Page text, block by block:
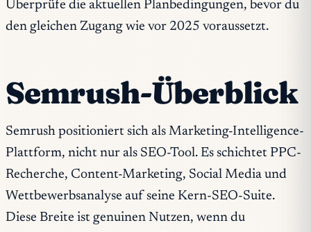
Überprüfe die aktuellen Planbedingungen, bevor du
den gleichen Zugang wie vor 2025 voraussetzt.
Semrush-Überblick
Semrush positioniert sich als Marketing-Intelligence-
Plattform, nicht nur als SEO-Tool. Es schichtet PPC-
Recherche, Content-Marketing, Social Media und
Wettbewerbsanalyse auf seine Kern-SEO-Suite.
Diese Breite ist genuinen Nutzen, wenn du